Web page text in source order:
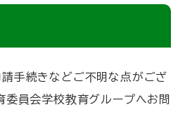
手続きなどご不明な点がござ
委員会学校教育グループへお問